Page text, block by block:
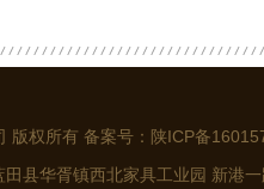
版权所有 备案号： 陕ICP备
县华胥镇西北家具工业园 新港